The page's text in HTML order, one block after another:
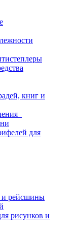
книг и
для
и рейсшины
рисунков и